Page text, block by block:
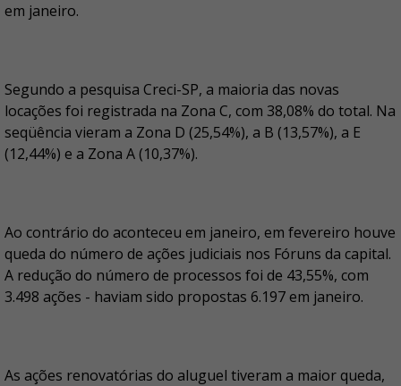
em janeiro.
Segundo a pesquisa Creci-SP, a maioria das novas
locações foi registrada na Zona C, com 38,08% do total. Na
seqüência vieram a Zona D (25,54%), a B (13,57%), a E
(12,44%) e a Zona A (10,37%).
Ao contrário do aconteceu em janeiro, em fevereiro houve
queda do número de ações judiciais nos Fóruns da capital.
A redução do número de processos foi de 43,55%, com
3.498 ações - haviam sido propostas 6.197 em janeiro.
As ações renovatórias do aluguel tiveram a maior queda,